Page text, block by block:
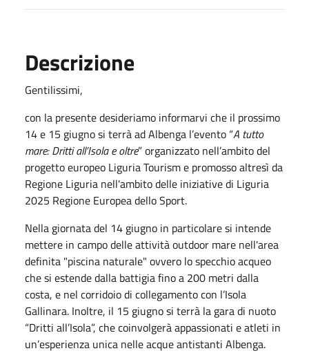
Descrizione
Gentilissimi,
con la presente desideriamo informarvi che il prossimo
14 e 15 giugno si terrà ad Albenga l’evento “A tutto
mare: Dritti all’Isola e oltre” organizzato nell’ambito del
progetto europeo Liguria Tourism e promosso altresì da
Regione Liguria nell'ambito delle iniziative di Liguria
2025 Regione Europea dello Sport.
Nella giornata del 14 giugno in particolare si intende
mettere in campo delle attività outdoor mare nell'area
definita "piscina naturale" ovvero lo specchio acqueo
che si estende dalla battigia fino a 200 metri dalla
costa, e nel corridoio di collegamento con l’Isola
Gallinara. Inoltre, il 15 giugno si terrà la gara di nuoto
“Dritti all’Isola”, che coinvolgerà appassionati e atleti in
un’esperienza unica nelle acque antistanti Albenga.